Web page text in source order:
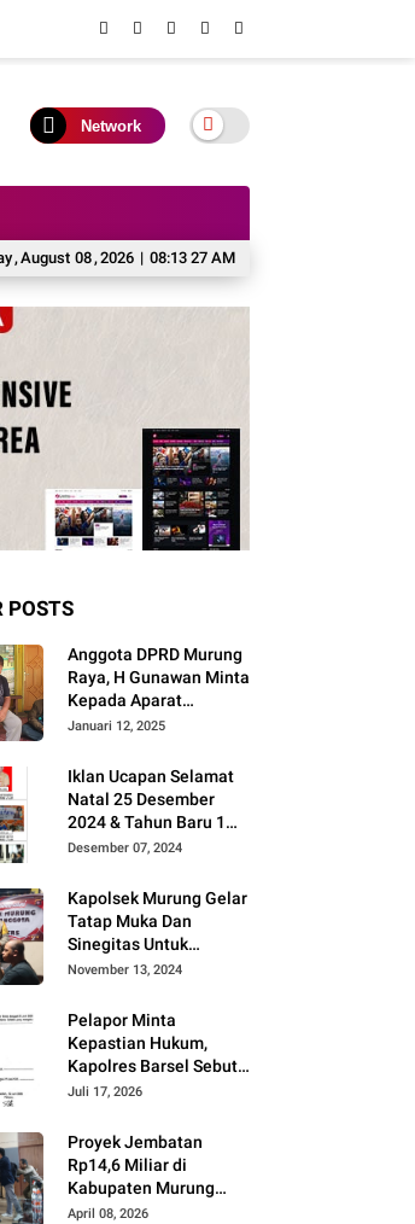
Network
,August 08,2026 | 08:13 27 AM
Utara DPRD Dukung Kaji Tiru Pemkab Barito Utara
POSTS
Anggota DPRD Murung
Raya, H Gunawan Minta
Kepada Aparat
Berantas judi dan
Instruksi Presiden RI
Januari 12, 2025
Iklan Ucapan Selamat
Natal 25 Desember
2024 & Tahun Baru 1
Januari 2025
Desember 07, 2024
Kapolsek Murung Gelar
Tatap Muka Dan
Sinegitas Untuk
Menjaga Situasi
Kondusif Dengan Insan
Pers
November 13, 2024
Pelapor Minta
Kepastian Hukum,
Kapolres Barsel Sebut
Dugaan Penyerobotan
Juli 17, 2026
Proyek Jembatan
Rp14,6 Miliar di
Kabupaten Murung
Raya Mangkrak,
April 08, 2026